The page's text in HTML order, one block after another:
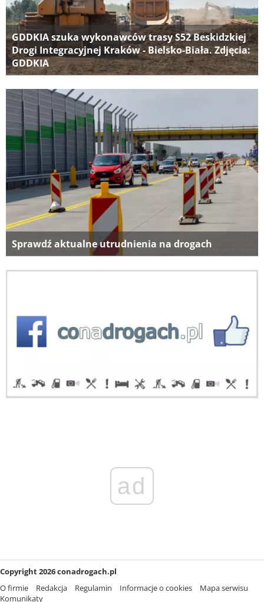
GDDKIA szuka wykonawców trasy S52 Beskidzkiej
Drogi Integracyjnej Kraków - Bielsko-Biała. Zdjęcia:
GDDKIA
Sprawdź aktualne utrudnienia na drogach
ad
Copyright 2026 conadrogach.pl
O firmie
Redakcja Regulamin Informacje o cookies
Mapa serwisu
Komunikaty